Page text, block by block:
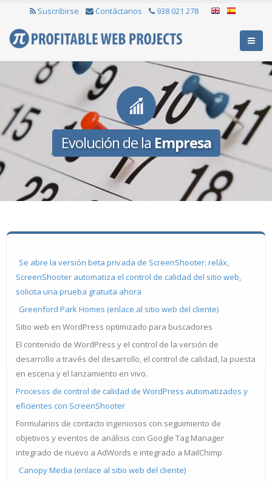
Suscribirse Contáctanos 938 021 278
Evolución de la Empresa
Se abre la versión beta privada de ScreenShooter: reláx,
ScreenShooter automatiza el control de calidad del sitio web,
solicita una prueba gratuita ahora
Greenford Park Homes (enlace al sitio web del cliente)
Sitio web en WordPress optimizado para buscadores
El contenido de WordPress y el control de la versión de
desarrollo a través del desarrollo, el control de calidad, la puesta
en escena y el lanzamiento en vivo.
Procesos de control de calidad de WordPress automatizados y
eficientes con ScreenShooter
Formularios de contacto ingeniosos con seguimiento de
objetivos y eventos de análisis con Google Tag Manager
integrado de nuevo a AdWords e integrado a MailChimp
Canopy Media (enlace al sitio web del cliente)